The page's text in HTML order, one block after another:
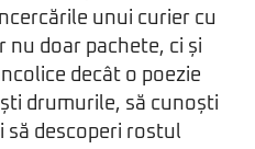
unui curier cu
doar pachete, ci și
decât o poezie
drumurile, să cunoști
să descoperi rostul